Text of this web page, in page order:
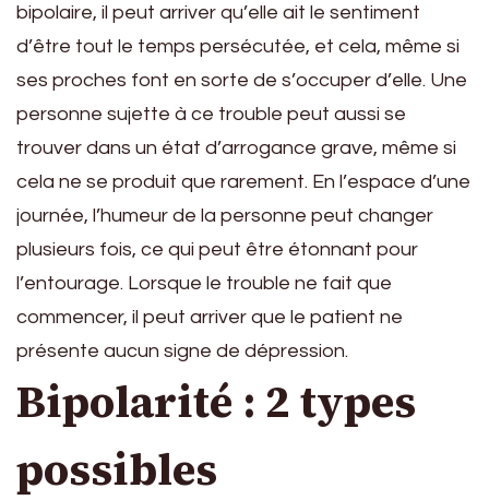
bipolaire, il peut arriver qu’elle ait le sentiment
d’être tout le temps persécutée, et cela, même si
ses proches font en sorte de s’occuper d’elle. Une
personne sujette à ce trouble peut aussi se
trouver dans un état d’arrogance grave, même si
cela ne se produit que rarement. En l’espace d’une
journée, l’humeur de la personne peut changer
plusieurs fois, ce qui peut être étonnant pour
l’entourage. Lorsque le trouble ne fait que
commencer, il peut arriver que le patient ne
présente aucun signe de dépression.
Bipolarité : 2 types
possibles